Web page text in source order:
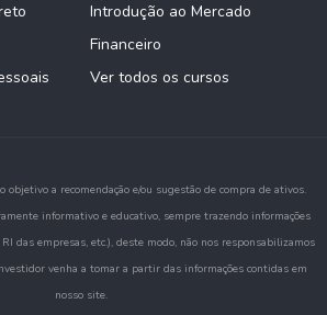
Introdução ao Mercado
Financeiro
Ver todos os cursos
a recomendação e/ou sugestão de compra de ativos.
informativo e educativo, sempre trazendo informações
das empresas, etc.), deste modo, não nos responsabilizamos
venha a tomar a partir das informações contidas em
nosso site.